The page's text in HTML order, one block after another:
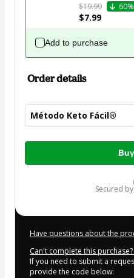
$19.99
60%
$7.99
Add to purchase
Order details
Método Keto Fácil®
Total
secured by
Have questions about the
Can't complete this
If you need to submit a
provide the code below: